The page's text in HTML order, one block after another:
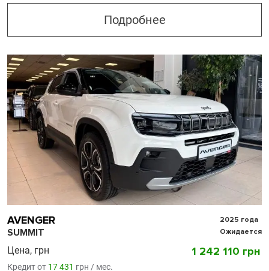
Подробнее
AVENGER
SUMMIT
2025 года
Ожидается
Цена, грн
Кредит от 17 431 грн / мес.
1 242 110 грн